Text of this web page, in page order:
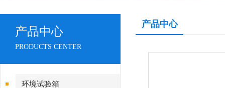
产品中心
PRODUCTS CENTER
环境试验箱
产品中心